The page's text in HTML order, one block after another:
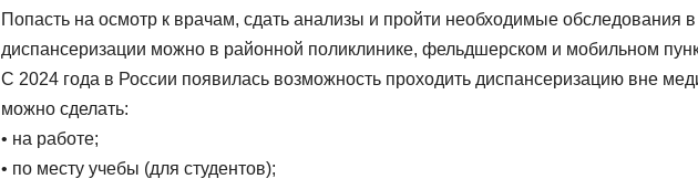
Попасть на осмотр к врачам, сдать анализы и пройти необходимые обследования
диспансеризации можно в районной поликлинике, фельдшерском и мобильном
С 2024 года в России появилась возможность проходить диспансеризацию вне
можно сделать:
• на работе;
• по месту учебы (для студентов);